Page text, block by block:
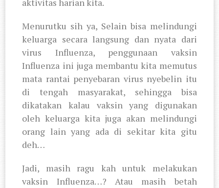
aktivitas harian kita.
Menurutku sih ya, Selain bisa melindungi
keluarga secara langsung dan nyata dari
virus Influenza, penggunaan vaksin
Influenza ini juga membantu kita memutus
mata rantai penyebaran virus nyebelin itu
di tengah masyarakat, sehingga bisa
dikatakan kalau vaksin yang digunakan
oleh keluarga kita juga akan melindungi
orang lain yang ada di sekitar kita gitu
deh…
Jadi, masih ragu kah untuk melakukan
vaksin Influenza…? Atau masih betah